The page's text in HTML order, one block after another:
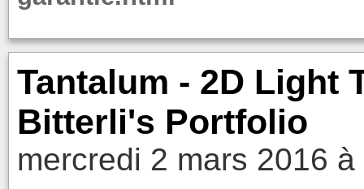
Tantalum - 2D Light
Bitterli's Portfolio
mercredi 2 mars 2016 à